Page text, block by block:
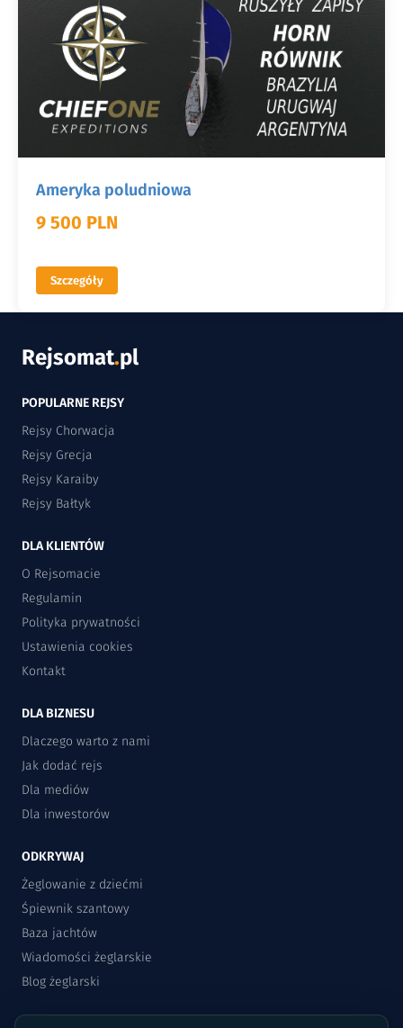
Ameryka poludniowa
9 500 PLN
Szczegóły
Rejsomat.pl
POPULARNE REJSY
Rejsy Chorwacja
Rejsy Grecja
Rejsy Karaiby
Rejsy Bałtyk
DLA KLIENTÓW
O Rejsomacie
Regulamin
Polityka prywatności
Ustawienia cookies
Kontakt
DLA BIZNESU
Dlaczego warto z nami
Jak dodać rejs
Dla mediów
Dla inwestorów
ODKRYWAJ
Żeglowanie z dziećmi
Śpiewnik szantowy
Baza jachtów
Wiadomości żeglarskie
Blog żeglarski